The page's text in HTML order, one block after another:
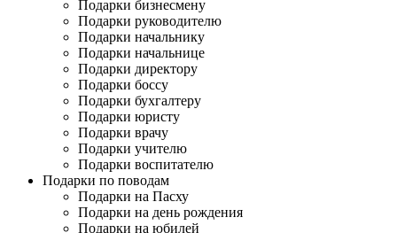
Подарки бизнесмену
Подарки руководителю
Подарки начальнику
Подарки начальнице
Подарки директору
Подарки боссу
Подарки бухгалтеру
Подарки юристу
Подарки врачу
Подарки учителю
Подарки воспитателю
Подарки по поводам
Подарки на Пасху
Подарки на день рождения
Подарки на юбилей